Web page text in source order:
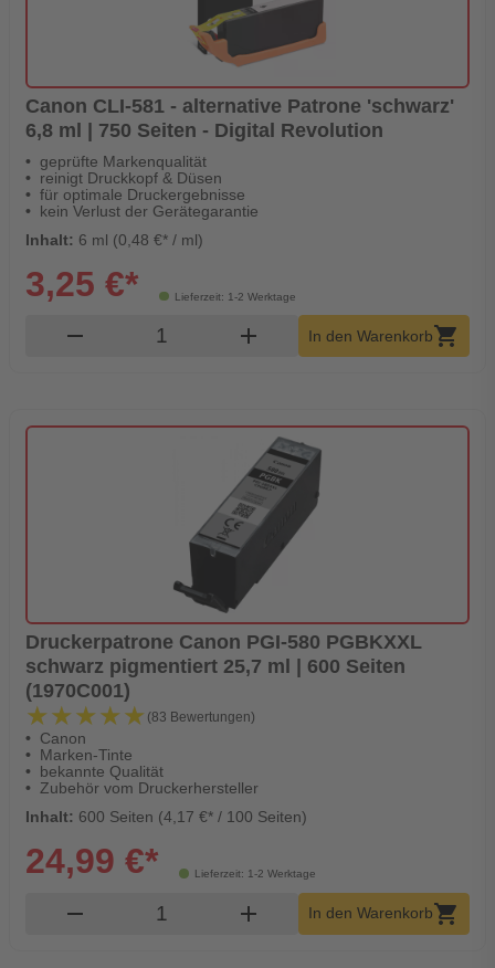
Canon CLI-581 - alternative Patrone 'schwarz'
6,8 ml | 750 Seiten - Digital Revolution
geprüfte Markenqualität
reinigt Druckkopf & Düsen
für optimale Druckergebnisse
kein Verlust der Gerätegarantie
Inhalt: 6 ml (0,48 €* / ml)
Lieferzeit: 1-2 Werktage
3,25 €*
remove Produkt Warenkorb Menge
add In den Warenkorbshopping_cart
Druckerpatrone Canon PGI-580 PGBKXXL
schwarz pigmentiert 25,7 ml | 600 Seiten
(1970C001)
★★★★★
★★★★★ (83 Bewertungen)
Canon
Marken-Tinte
bekannte Qualität
Zubehör vom Druckerhersteller
Inhalt: 600 Seiten (4,17 €* / 100 Seiten)
Lieferzeit: 1-2 Werktage
24,99 €*
remove Produkt Warenkorb Menge
add In den Warenkorbshopping_cart